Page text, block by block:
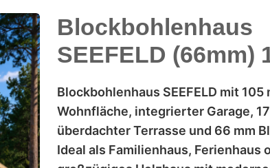
Blockbohlenhaus
SEEFELD (66mm)
Blockbohlenhaus SEEFELD mit 105
Wohnfläche, integrierter Garage, 17
überdachter Terrasse und 66 mm
Ideal als Familienhaus, Ferienhaus